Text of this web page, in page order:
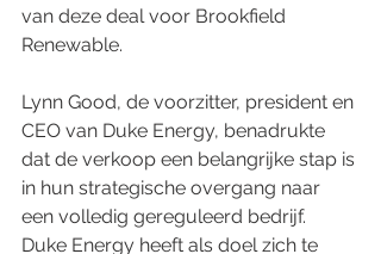
van deze deal voor Brookfield
Renewable.
Lynn Good, de voorzitter, president en
CEO van Duke Energy, benadrukte
dat de verkoop een belangrijke stap is
in hun strategische overgang naar
een volledig gereguleerd bedrijf.
Duke Energy heeft als doel zich te